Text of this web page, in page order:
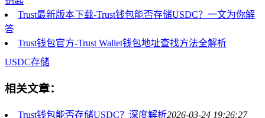
Trust最新版本下载-Trust钱包能否存储USDC？一文为你解
答
Trust钱包官方-Trust Wallet钱包地址查找方法全解析
USDC存储
相关文章：
Trust钱包能否存储USDC？深度解析2026-03-24 19:26:27